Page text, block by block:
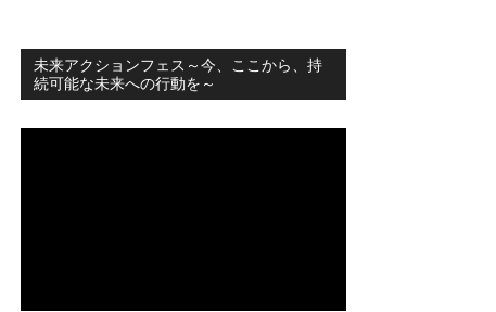
未来アクションフェス～今、ここから、持
続可能な未来への行動を～